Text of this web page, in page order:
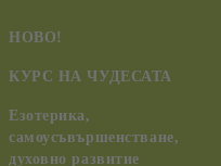
НОВО!
КУРС НА ЧУДЕСАТА
Езотерика,
самоусъвършенстване,
духовно развитие